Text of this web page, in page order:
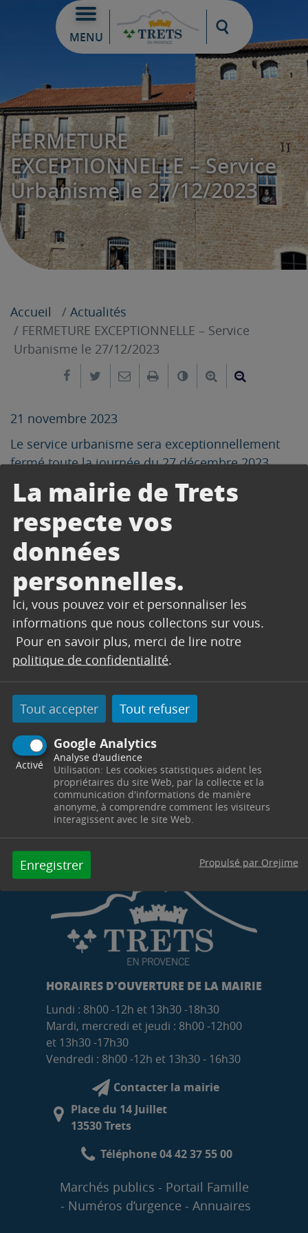
La mairie de Trets
respecte vos
données
personnelles.
Ici, vous pouvez voir et personnaliser les
informations que nous collectons sur vous.
Pour en savoir plus, merci de lire notre
politique de confidentialité.
Tout accepter Tout refuser
Google Analytics
Activé
Analyse d'audience
Utilisation: Les cookies statistiques aident les
propriétaires du site Web, par la collecte et la
communication d'informations de manière
anonyme, à comprendre comment les visiteurs
interagissent avec le site Web.
Enregistrer Propulsé par Orejime
MENU
Moteur de
FERMETURE
EXCEPTIONNELLE – Service
Urbanisme le 27/12/2023
Accueil
Actualités
FERMETURE EXCEPTIONNELLE – Service
Urbanisme le 27/12/2023
Partager sur Facebook
Partager sur Twitter
Envoyer par e-mail
ImprimerChanger leAgrandir le
21 novembre 2023
Le service urbanisme sera exceptionnellement
fermé toute la journée du 27 décembre 2023
CONTACT
ACCUEIL URBANISME -
AMÉNAGEMENT DU TERRITOIRE
Hôtel de Ville Place du 14 Juillet13530Trets
Télephone : 04 42 37 55 18
Horaires : Lundi, mardi & mercredi : 8h30-12h00 /
16h30 - Fermé le jeudi - urba02@trets.fr
HORAIRES D'OUVERTURE DE LA MAIRIE
Lundi : 8h00 -12h et 13h30 -18h30
Mardi, mercredi et jeudi : 8h00 -12h00
et 13h30 -17h30
Vendredi : 8h00 -12h et 13h30 - 16h30
Contacter la mairie
Place du 14 Juillet
13530 Trets
Téléphone 04 42 37 55 00
Marchés publics
Portail Famille
Numéros d’urgence
Annuaires